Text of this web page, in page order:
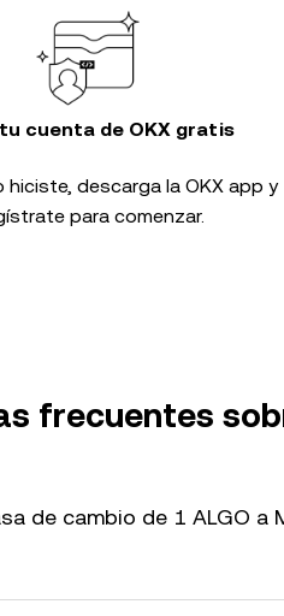
cuenta de OKX gratis
hiciste, descarga la OKX app y
para comenzar.
frecuentes
de cambio de 1 ALGO a